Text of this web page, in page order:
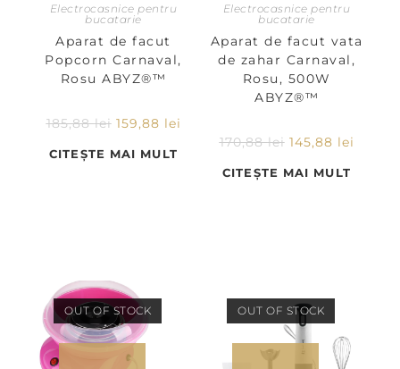
Electrocasnice pentru
bucatarie
Aparat de facut
Popcorn Carnaval,
Rosu ABYZ®™
185,88lei 159,88 lei
CITEȘTE MAI MULT
Electrocasnice pentru
bucatarie
Aparat de facut vata
de zahar Carnaval,
Rosu, 500W
ABYZ®™
170,88lei 145,88 lei
CITEȘTE MAI MULT
OUT OF STOCK OUT OF STOCK